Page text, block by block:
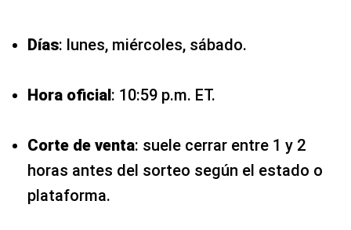
Días: lunes, miércoles, sábado.
Hora oficial: 10:59 p.m. ET.
Corte de venta: suele cerrar entre 1 y 2
horas antes del sorteo según el estado o
plataforma.